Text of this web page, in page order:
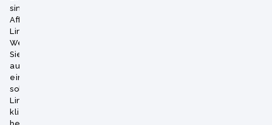
sind
Affiliate-
Links.
Wenn
Sie
auf
einen
solchen
Link
klicken